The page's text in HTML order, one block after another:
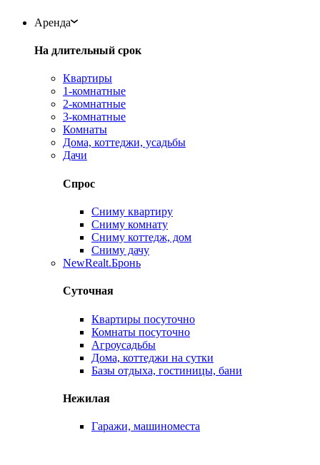
Аренда
На длительный срок
Квартиры
1-комнатные
2-комнатные
3-комнатные
Комнаты
Дома, коттеджи, усадьбы
Дачи
Спрос
Сниму квартиру
Сниму комнату
Сниму коттедж, дом
Сниму дачу
NewRealt.Бронь
Суточная
Квартиры посуточно
Комнаты посуточно
Агроусадьбы
Дома, коттеджи на сутки
Базы отдыха, гостиницы, бани
Нежилая
Гаражи, машиноместа